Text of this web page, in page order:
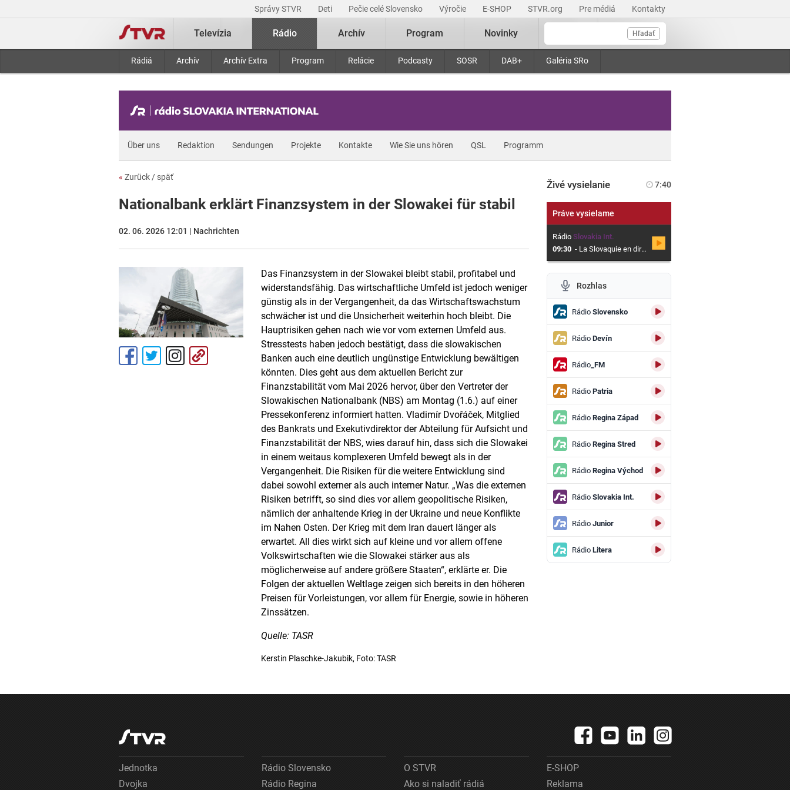
Správy STVR Deti Pečie celé Slovensko Výročie E-SHOP STVR.org Pre médiá Kontakty
Hľadať
Televízia Rádio
Rádiá Archív Archív Extra Program Relácie Podcasty SOSR DAB+ Galéria SRo
Archív Program Novinky
Über uns Redaktion Sendungen Projekte Kontakte Wie Sie uns hören QSL Programm
« Zurück / späť
Nationalbank erklärt Finanzsystem in der Slowakei für stabil
02. 06. 2026 12:01 | Nachrichten
Das Finanzsystem in der Slowakei bleibt stabil, profitabel und
widerstandsfähig. Das wirtschaftliche Umfeld ist jedoch weniger
günstig als in der Vergangenheit, da das Wirtschaftswachstum
schwächer ist und die Unsicherheit weiterhin hoch bleibt. Die
Hauptrisiken gehen nach wie vor vom externen Umfeld aus.
Stresstests haben jedoch bestätigt, dass die slowakischen
Banken auch eine deutlich ungünstige Entwicklung bewältigen
könnten. Dies geht aus dem aktuellen Bericht zur
Finanzstabilität vom Mai 2026 hervor, über den Vertreter der
Slowakischen Nationalbank (NBS) am Montag (1.6.) auf einer
Pressekonferenz informiert hatten. Vladimír Dvořáček, Mitglied
des Bankrats und Exekutivdirektor der Abteilung für Aufsicht und
Finanzstabilität der NBS, wies darauf hin, dass sich die Slowakei
in einem weitaus komplexeren Umfeld bewegt als in der
Vergangenheit. Die Risiken für die weitere Entwicklung sind
dabei sowohl externer als auch interner Natur. „Was die externen
Risiken betrifft, so sind dies vor allem geopolitische Risiken,
nämlich der anhaltende Krieg in der Ukraine und neue Konflikte
im Nahen Osten. Der Krieg mit dem Iran dauert länger als
erwartet. All dies wirkt sich auf kleine und vor allem offene
Volkswirtschaften wie die Slowakei stärker aus als
möglicherweise auf andere größere Staaten“, erklärte er. Die
Folgen der aktuellen Weltlage zeigen sich bereits in den höheren
Preisen für Vorleistungen, vor allem für Energie, sowie in höheren
Zinssätzen.
Quelle: TASR
Kerstin Plaschke-Jakubik, Foto: TASR
Živé vysielanie 7:40
Práve vysielame
RádioSlovakia Int.
09:30 - La Slovaquie en direct, Magazine en français sur la Slovaquie
Rozhlas
RádioSlovensko
RádioDevín
Rádio_FM
RádioPatria
RádioRegina Západ
RádioRegina Stred
RádioRegina Východ
RádioSlovakia Int.
RádioJunior
RádioLitera
Jednotka
Dvojka
Rádio Slovensko
Rádio Regina
O STVR
Ako si naladiť rádiá
E-SHOP
Reklama